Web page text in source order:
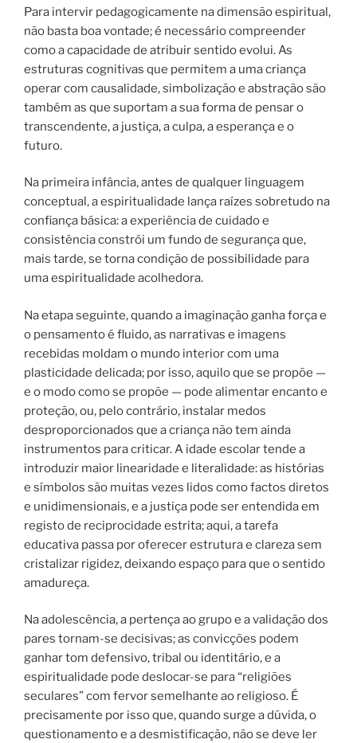
Para intervir pedagogicamente na dimensão espiritual,
não basta boa vontade; é necessário compreender
como a capacidade de atribuir sentido evolui. As
estruturas cognitivas que permitem a uma criança
operar com causalidade, simbolização e abstração são
também as que suportam a sua forma de pensar o
transcendente, a justiça, a culpa, a esperança e o
futuro.
Na primeira infância, antes de qualquer linguagem
conceptual, a espiritualidade lança raízes sobretudo na
confiança básica: a experiência de cuidado e
consistência constrói um fundo de segurança que,
mais tarde, se torna condição de possibilidade para
uma espiritualidade acolhedora.
Na etapa seguinte, quando a imaginação ganha força e
o pensamento é fluido, as narrativas e imagens
recebidas moldam o mundo interior com uma
plasticidade delicada; por isso, aquilo que se propõe —
e o modo como se propõe — pode alimentar encanto e
proteção, ou, pelo contrário, instalar medos
desproporcionados que a criança não tem ainda
instrumentos para criticar. A idade escolar tende a
introduzir maior linearidade e literalidade: as histórias
e símbolos são muitas vezes lidos como factos diretos
e unidimensionais, e a justiça pode ser entendida em
registo de reciprocidade estrita; aqui, a tarefa
educativa passa por oferecer estrutura e clareza sem
cristalizar rigidez, deixando espaço para que o sentido
amadureça.
Na adolescência, a pertença ao grupo e a validação dos
pares tornam-se decisivas; as convicções podem
ganhar tom defensivo, tribal ou identitário, e a
espiritualidade pode deslocar-se para “religiões
seculares” com fervor semelhante ao religioso. É
precisamente por isso que, quando surge a dúvida, o
questionamento e a desmistificação, não se deve ler